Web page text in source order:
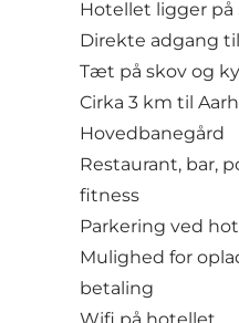
Hotellet ligger på
Direkte adgang
Tæt på skov og
Cirka 3 km til
Hovedbanegård
Restaurant, bar,
fitness
Parkering ved
Mulighed for
betaling